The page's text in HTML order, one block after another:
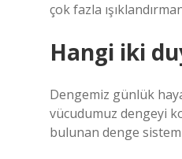
çok fazla
Hangi iki
Dengemiz günlük
vücudumuz dengeyi
bulunan denge